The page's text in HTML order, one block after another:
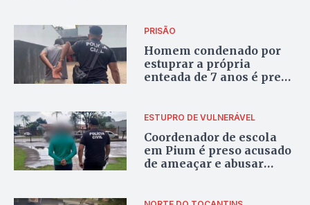
PRISÃO
Homem condenado por
estuprar a própria
enteada de 7 anos é preso
ESTUPRO DE VULNERÁVEL
Coordenador de escola
em Pium é preso acusado
de ameaçar e abusar